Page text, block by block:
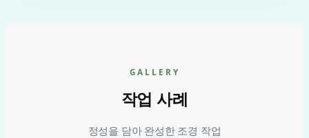
GALLERY
작업 사례
정성을 담아 완성한 조경 작업